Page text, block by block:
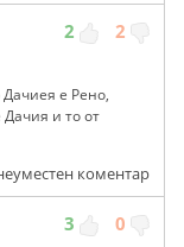
2 2
Дачиея е Рено,
Дачия и то от
коментар
3 0